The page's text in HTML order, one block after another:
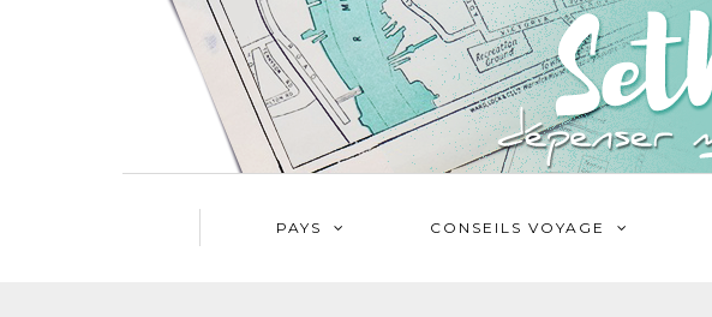
PAYS CONSEILS VOYAGE